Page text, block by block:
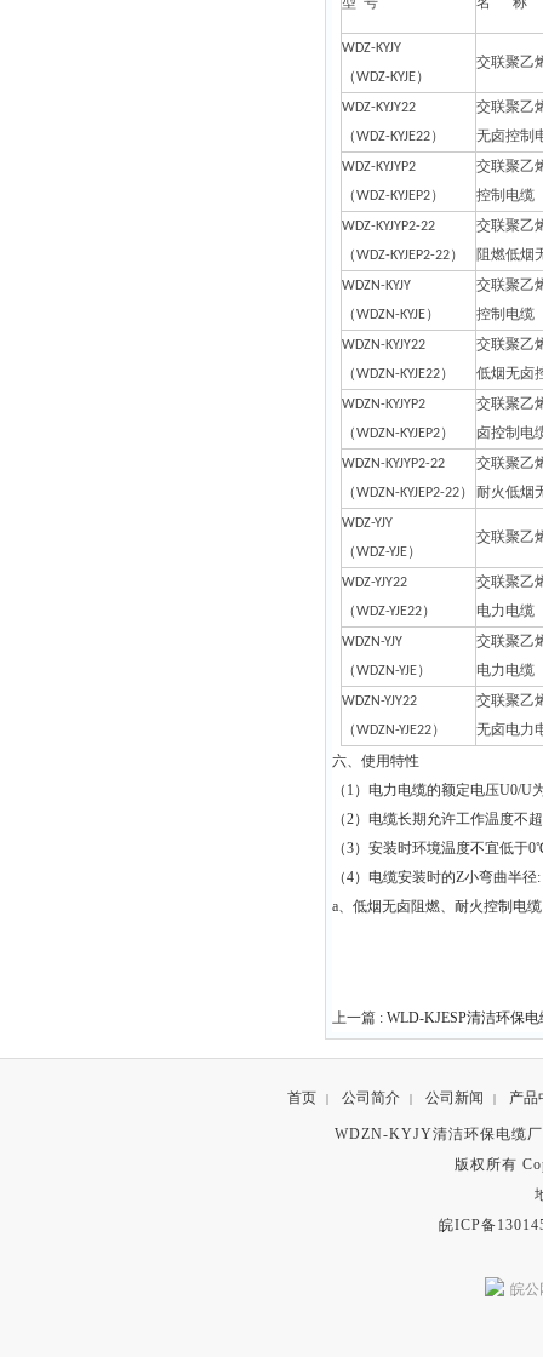
型 号 名 称
WDZ-KYJY
（WDZ-KYJE）
交联聚乙
WDZ-KYJY22
（WDZ-KYJE22）
交联聚乙
无卤控制
WDZ-KYJYP2
（WDZ-KYJEP2）
交联聚乙
控制电缆
WDZ-KYJYP2-22
（WDZ-KYJEP2-22）
交联聚乙
阻燃低烟
WDZN-KYJY
（WDZN-KYJE）
交联聚乙
控制电缆
WDZN-KYJY22
（WDZN-KYJE22）
交联聚乙
低烟无卤
WDZN-KYJYP2
（WDZN-KYJEP2）
交联聚乙
卤控制电
WDZN-KYJYP2-22
（WDZN-KYJEP2-22）
交联聚乙
耐火低烟
WDZ-YJY
（WDZ-YJE）
交联聚乙
WDZ-YJY22
（WDZ-YJE22）
交联聚乙
电力电缆
WDZN-YJY
（WDZN-YJE）
交联聚乙
电力电缆
WDZN-YJY22
（WDZN-YJE22）
交联聚乙
无卤电力
六、使用特性
（1）电力电缆的额定电压U0/U
（2）电缆长期允许工作温度不
（3）安装时环境温度不宜低于
（4）电缆安装时的Z小弯曲半径:
a、低烟无卤阻燃、耐火控制电
上一篇 : WLD-KJESP清洁环保电
首页 | 公司简介 | 公司新闻 | 产品
WDZN-KYJY清洁环保电缆
版权所有
皖ICP备
皖公